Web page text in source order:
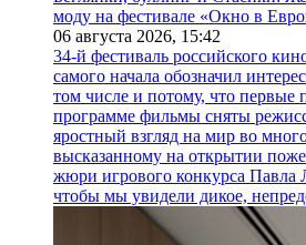
моду на фестивале «Окно в
06 августа 2026, 15:42
34-й фестиваль российского
самого начала обозначил
том числе и потому, что первые
программе фильмы сняты
яростный взгляд на мир во
высказанному на открытии
жюри игрового конкурса Павла
чтобы мы увидели дикое,